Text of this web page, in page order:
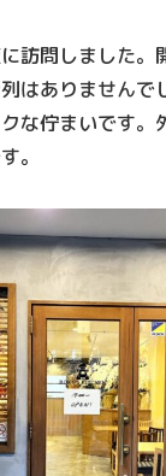
訪問しました。
はありませんで
な佇まいです。
。